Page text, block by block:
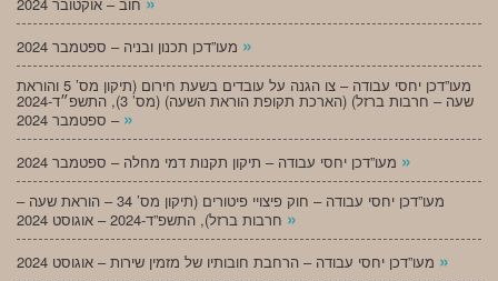
»
מעו”דכן יחסי עבודה – צו הגנה על עובדים בשעת חירום (תיקון מס’ 5 והוראת
שעה – חרבות ברזל) (הארכת תקופת הוראת השעה) (מס’ 3), התשפ״ד-2024
– ספטמבר 2024 »
»
מעו”דכן יחסי עבודה – חוק פיצויי פיטורים (תיקון מס’ 34 – הוראת שעה –
»
»